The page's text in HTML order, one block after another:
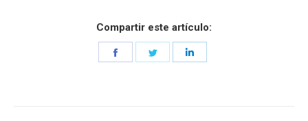
Compartir este artículo:
Share